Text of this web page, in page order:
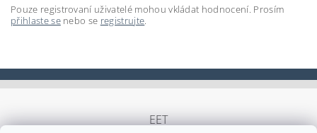
Pouze registrovaní uživatelé mohou vkládat hodnocení. Prosím
přihlaste senebo se registrujte.
EET